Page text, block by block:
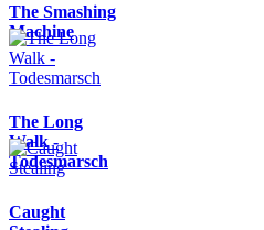
The Smashing
Machine
The Long
Walk -
Todesmarsch
Caught